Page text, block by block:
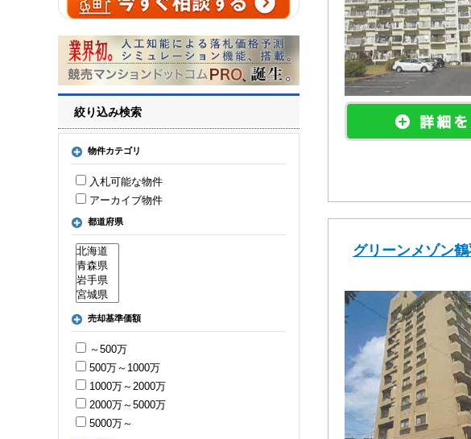
絞り込み検索
物件カテゴリ
入札可能な物件
アーカイブ物件
都道府県
売却基準価額
～500万
500万～1000万
1000万～2000万
2000万～5000万
5000万～
グリーンメゾン鶴